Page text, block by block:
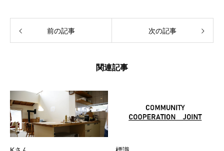
前の記事 次の記事
関連記事